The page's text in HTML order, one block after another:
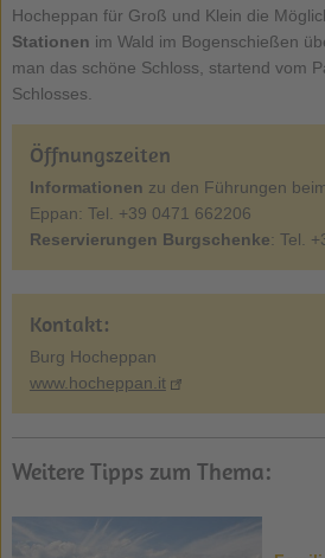
Hocheppan für Groß und Klein die
Stationen im Wald im Bogenschießen
man das schöne Schloss, startend vom
Schlosses.
Öffnungszeiten
Informationen zu den Führungen
Eppan: Tel. +39 0471 662206
Reservierungen Burgschenke: Tel.
Kontakt:
Burg Hocheppan
www.hocheppan.it
Weitere Tipps zum Thema: